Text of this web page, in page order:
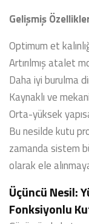
Gelişmiş
Optimum et
Artırılmış atalet
Daha iyi burulma
Kaynaklı ve
Orta-yüksek
Bu nesilde kutu
zamanda sistem
olarak ele
Üçüncü Nesil:
Fonksiyonlu